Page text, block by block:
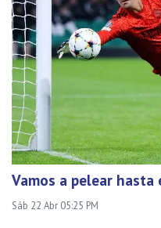
Vamos a pelear
Sáb 22 Abr 05:25 PM